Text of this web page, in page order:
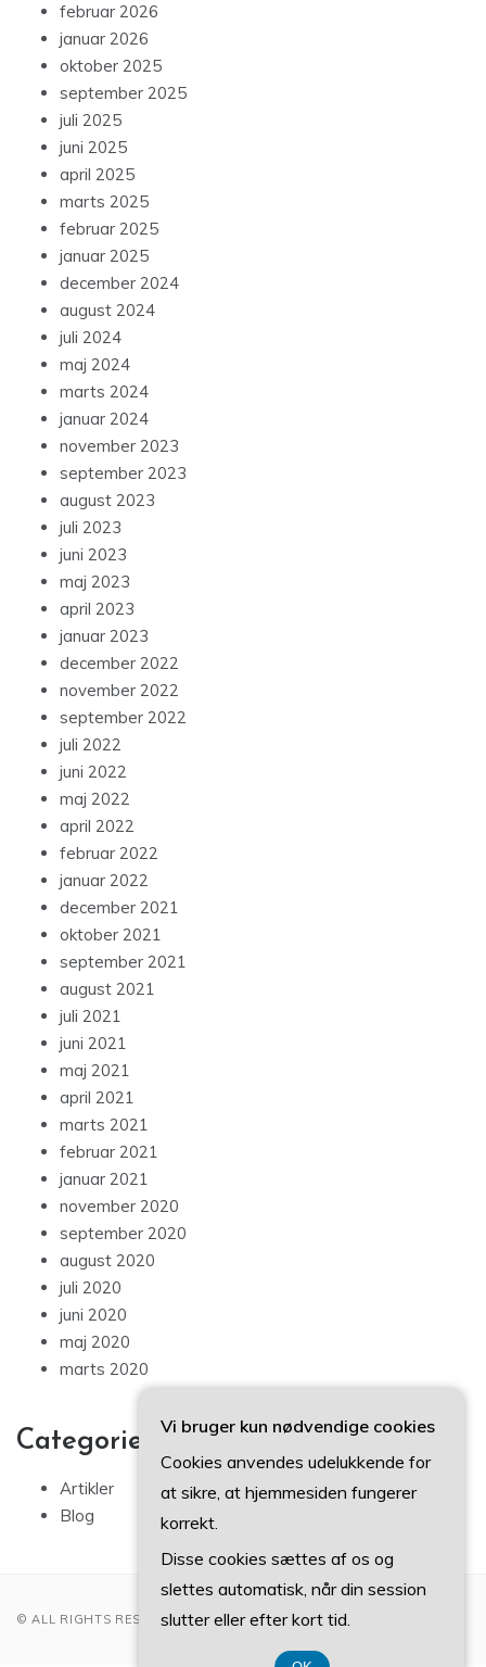
februar 2026
januar 2026
oktober 2025
september 2025
juli 2025
juni 2025
april 2025
marts 2025
februar 2025
januar 2025
december 2024
august 2024
juli 2024
maj 2024
marts 2024
januar 2024
november 2023
september 2023
august 2023
juli 2023
juni 2023
maj 2023
april 2023
januar 2023
december 2022
november 2022
september 2022
juli 2022
juni 2022
maj 2022
april 2022
februar 2022
januar 2022
december 2021
oktober 2021
september 2021
august 2021
juli 2021
juni 2021
maj 2021
april 2021
marts 2021
februar 2021
januar 2021
november 2020
september 2020
august 2020
juli 2020
juni 2020
maj 2020
marts 2020
Categories
Artikler
Blog
© ALL RIGHTS RESERVED 2022
Vi bruger kun nødvendige cookies
Cookies anvendes udelukkende for
at sikre, at hjemmesiden fungerer
korrekt.
Disse cookies sættes af os og
slettes automatisk, når din session
slutter eller efter kort tid.